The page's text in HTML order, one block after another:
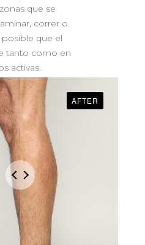
que se
correr o
posible que el
tanto como en
activas.